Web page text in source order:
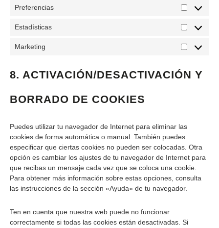
Preferencias
Estadísticas
Marketing
8. ACTIVACIÓN/DESACTIVACIÓN Y
BORRADO DE COOKIES
Puedes utilizar tu navegador de Internet para eliminar las
cookies de forma automática o manual. También puedes
especificar que ciertas cookies no pueden ser colocadas. Otra
opción es cambiar los ajustes de tu navegador de Internet para
que recibas un mensaje cada vez que se coloca una cookie.
Para obtener más información sobre estas opciones, consulta
las instrucciones de la sección «Ayuda» de tu navegador.
Ten en cuenta que nuestra web puede no funcionar
correctamente si todas las cookies están desactivadas. Si